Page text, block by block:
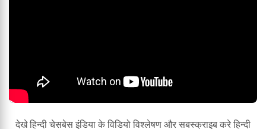
देखे हिन्दी चेसबेस इंडिया के विडियो विश्लेषण और सबस्क्राइब करे हिन्दी